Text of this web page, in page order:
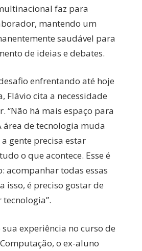
faz para
mantendo um
saudável para
de ideias e debates.
enfrentando até hoje
Flávio cita a necessidade
“Não há mais espaço para
área de tecnologia muda
gente precisa estar
o que acontece. Esse é
acompanhar todas essas
isso, é preciso gostar de
experiência no curso de
o ex-aluno